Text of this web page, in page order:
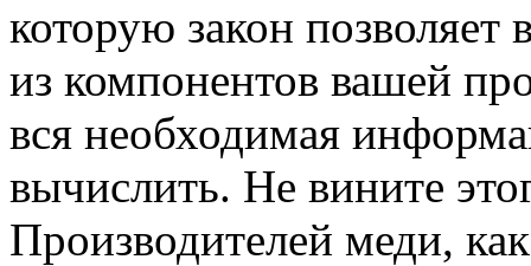
которую закон
из компонентов вашей
вся необходимая
вычислить. Не вините
Производителей меди,